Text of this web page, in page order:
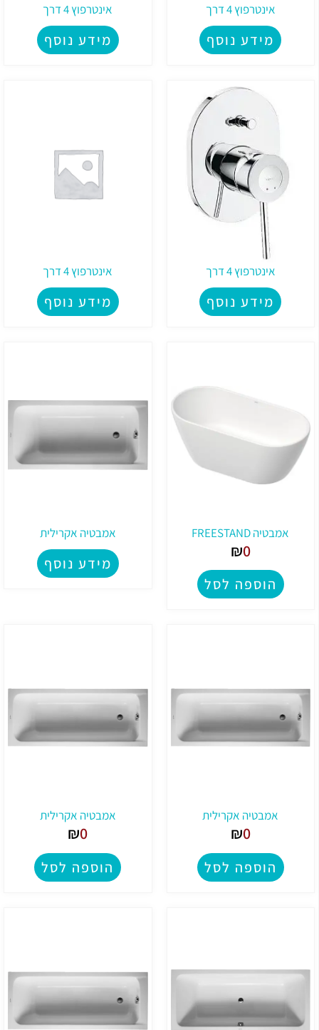
אינטרפוץ 4 דרך
מידע נוסף
אינטרפוץ 4 דרך
מידע נוסף
אינטרפוץ 4 דרך
מידע נוסף
אינטרפוץ 4 דרך
מידע נוסף
אמבטיה FREESTAND
₪0
הוספה לסל
אמבטיה אקרילית
מידע נוסף
אמבטיה אקרילית
₪0
הוספה לסל
אמבטיה אקרילית
₪0
הוספה לסל